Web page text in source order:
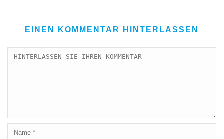
EINEN KOMMENTAR HINTERLASSEN